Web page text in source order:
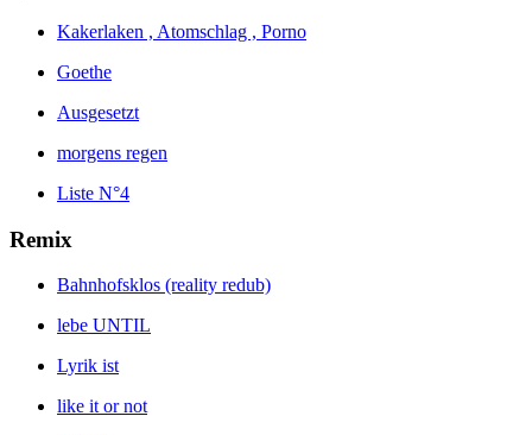
Kakerlaken , Atomschlag , Porno
Goethe
Ausgesetzt
morgens regen
Liste N°4
Remix
Bahnhofsklos (reality redub)
lebe UNTIL
Lyrik ist
like it or not